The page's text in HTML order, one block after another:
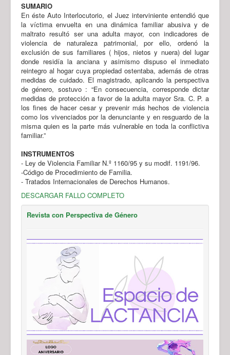
SUMARIO
En éste Auto Interlocutorio, el Juez interviniente entendió que
la víctima envuelta en una dinámica familiar abusiva y de
maltrato resultó ser una adulta mayor, con indicadores de
violencia de naturaleza patrimonial, por ello, ordenó la
exclusión de sus familiares ( hijos, nietos y nuera) del lugar
donde residía la anciana y asimismo dispuso el inmediato
reintegro al hogar cuya propiedad ostentaba, además de otras
medidas de cuidado. El magistrado, aplicando la perspectiva
de género, sostuvo : “En consecuencia, corresponde dictar
medidas de protección a favor de la adulta mayor Sra. C. P. a
los fines de hacer cesar y prevenir más hechos de violencia
como los vivenciados por la denunciante y en resguardo de la
misma quien es la parte más vulnerable en toda la conflictiva
familiar.”
INSTRUMENTOS
- Ley de Violencia Familiar N.º 1160/95 y su modif. 1191/96.
-Código de Procedimiento de Familia.
- Tratados Internacionales de Derechos Humanos.
DESCARGAR FALLO COMPLETO
Revista con Perspectiva de Género